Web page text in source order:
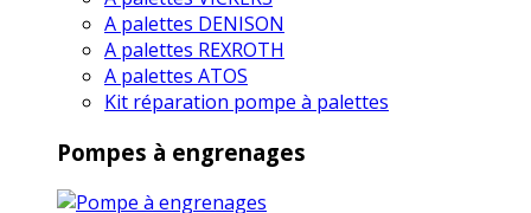
A palettes DENISON
A palettes REXROTH
A palettes ATOS
Kit réparation pompe à palettes
Pompes à engrenages